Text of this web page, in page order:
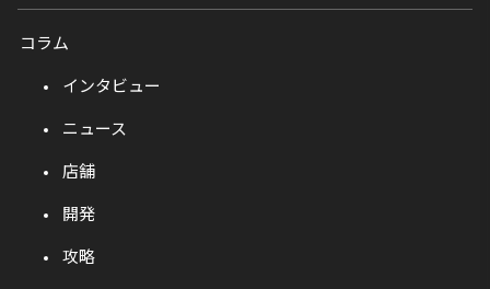
コラム
インタビュー
ニュース
店舗
開発
攻略